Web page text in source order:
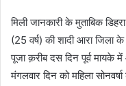
मिली जानकारी के मुताबिक
(25 वर्ष) की शादी आरा जिला
पूजा क़रीब दस दिन पूर्व मायके में
मंगलवार दिन को महिला